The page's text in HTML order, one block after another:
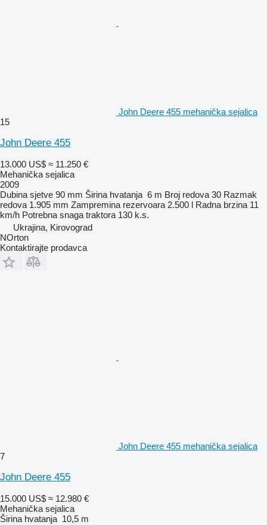
John Deere 455 mehanička sejalica
15
John Deere 455
13.000 US$ ≈ 11.250 €
Mehanička sejalica
2009
Dubina sjetve 90 mm Širina hvatanja 6 m Broj redova 30 Razmak
redova 1.905 mm Zampremina rezervoara 2.500 l Radna brzina 11
km/h Potrebna snaga traktora 130 k.s.
Ukrajina, Kirovograd
NOrton
Kontaktirajte prodavca
John Deere 455 mehanička sejalica
7
John Deere 455
15.000 US$ ≈ 12.980 €
Mehanička sejalica
Širina hvatanja 10,5 m